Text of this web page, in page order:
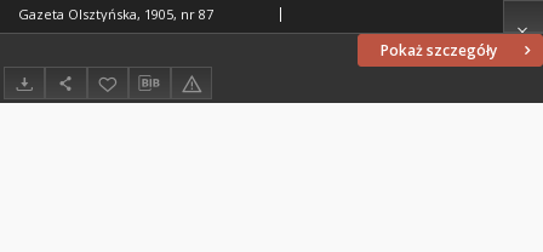
Pokaż szczegóły
Gazeta Olsztyńska, 1905, nr 87